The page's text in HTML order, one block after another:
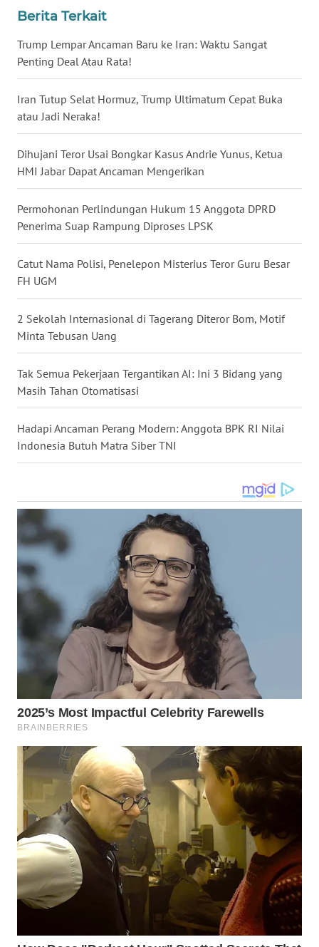
Berita Terkait
Trump Lempar Ancaman Baru ke Iran: Waktu Sangat
Penting Deal Atau Rata!
Iran Tutup Selat Hormuz, Trump Ultimatum Cepat Buka
atau Jadi Neraka!
Dihujani Teror Usai Bongkar Kasus Andrie Yunus, Ketua
HMI Jabar Dapat Ancaman Mengerikan
Permohonan Perlindungan Hukum 15 Anggota DPRD
Penerima Suap Rampung Diproses LPSK
Catut Nama Polisi, Penelepon Misterius Teror Guru Besar
FH UGM
2 Sekolah Internasional di Tagerang Diteror Bom, Motif
Minta Tebusan Uang
Tak Semua Pekerjaan Tergantikan AI: Ini 3 Bidang yang
Masih Tahan Otomatisasi
Hadapi Ancaman Perang Modern: Anggota BPK RI Nilai
Indonesia Butuh Matra Siber TNI
KALTARA
KALSEL
WN
KALTIM
WN
SULSEL
WN
GORONTALO
WN
WN
WN
DANAU
TOBA
WN
NIAS
WN
LANGKAT
WN
TAPANULI
SELATAN
WN
TANJUNG
LESUNG
WN
KARO
WN
SIMALUNGUN
LABUHANBATU